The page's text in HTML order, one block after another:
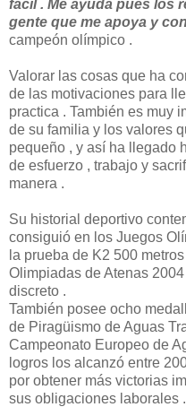
fácil . Me ayuda pues los
gente que me apoya y
campeón olímpico .
Valorar las cosas que ha
de las motivaciones para
practica . También es muy
de su familia y los valores
pequeño , y así ha llegado
de esfuerzo , trabajo y
manera .
Su historial deportivo
consiguió en los Juegos
la prueba de K2 500
Olimpiadas de Atenas
discreto .
También posee ocho
de Piragüismo de Aguas
Campeonato Europeo de
logros los alcanzó entre
por obtener más victorias
sus obligaciones laborales .